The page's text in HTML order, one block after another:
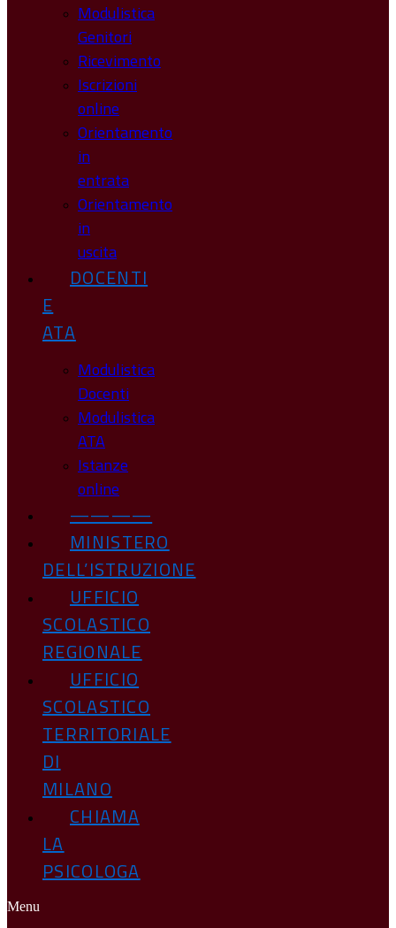
Modulistica
Genitori
Ricevimento
Iscrizioni
online
Orientamento
in
entrata
Orientamento
in
uscita
DOCENTI
E
ATA
Modulistica
Docenti
Modulistica
ATA
Istanze
online
————
MINISTERO
DELL’ISTRUZIONE
UFFICIO
SCOLASTICO
REGIONALE
UFFICIO
SCOLASTICO
TERRITORIALE
DI
MILANO
CHIAMA
LA
PSICOLOGA
Menu